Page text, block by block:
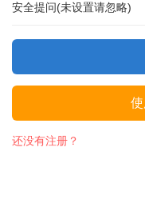
安全提问(未设置请忽略)
还没有注册？